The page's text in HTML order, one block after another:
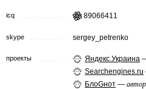
icq 89066411
skype sergey_petrenko
проекты Яндекс.Украина
Searchengines.ru
БлоGнот — автор